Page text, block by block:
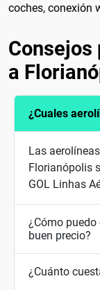
coches, conexión
Consejos
a
¿Cuales
Las
Florianópolis
GOL Linhas
¿Cómo
buen precio?
¿Cuánto